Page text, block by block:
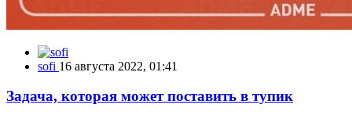
sofi 16 августа 2022, 01:41
Задача, которая может поставить в тупик